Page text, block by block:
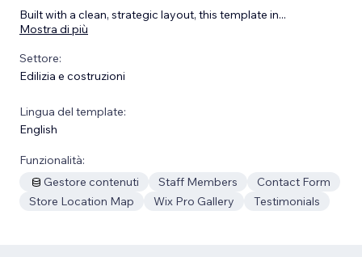
Built with a clean, strategic layout, this template in...
Mostra di più
Settore:
Edilizia e costruzioni
Lingua del template:
English
Funzionalità:
Gestore contenuti
Staff Members
Contact Form
Store Location Map
Wix Pro Gallery Testimonials